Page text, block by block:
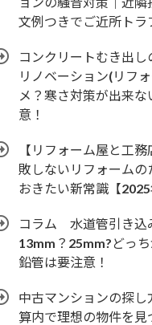
文例つきでご近所トラ
コンクリートむき出し
リノベーション(リフ
メ？寒さ対策が出来な
意！
【リフォーム屋と工
敗しないリフォームの
おきたい新常識【2025
コラム 水道管引き込
13mm？25mm?どっ
鉛管は要注意！
中古マンションの探
算内で理想の物件を見